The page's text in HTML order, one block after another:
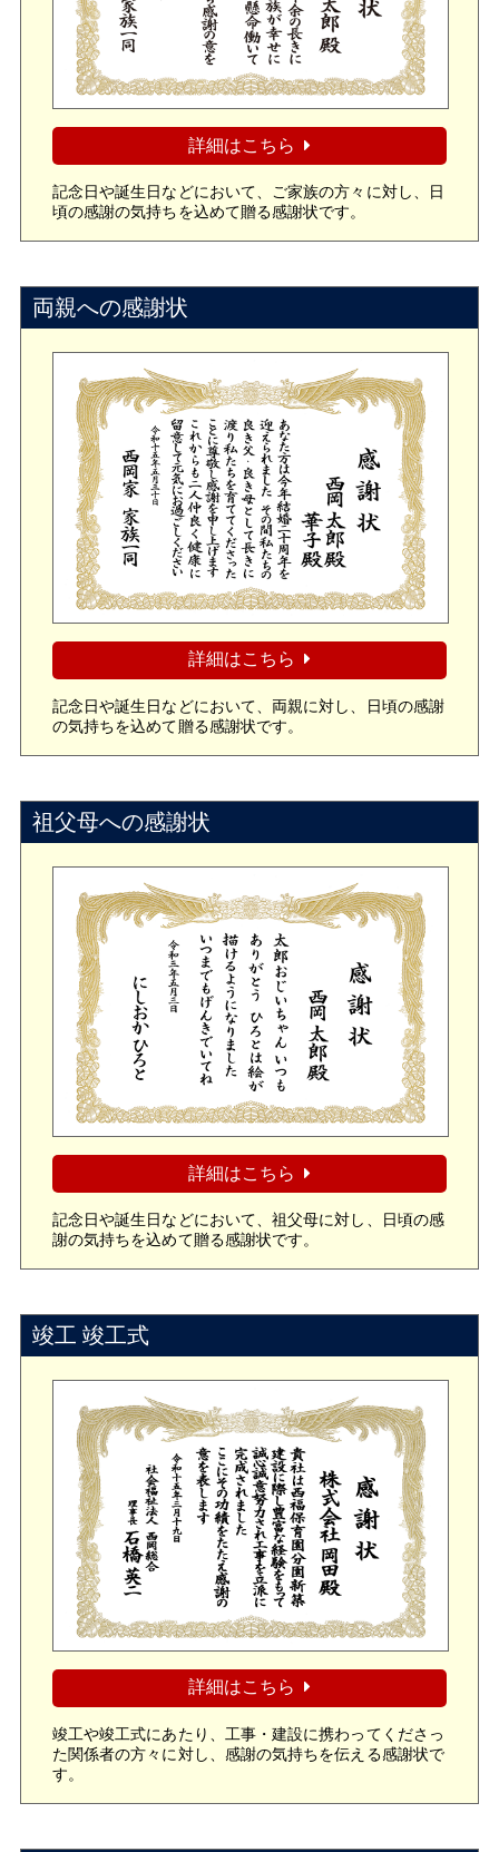
詳細はこちら
記念日や誕生日などにおいて、ご家族の方々に対し、日
頃の感謝の気持ちを込めて贈る感謝状です。
両親への感謝状
詳細はこちら
記念日や誕生日などにおいて、両親に対し、日頃の感謝
の気持ちを込めて贈る感謝状です。
祖父母への感謝状
詳細はこちら
記念日や誕生日などにおいて、祖父母に対し、日頃の感
謝の気持ちを込めて贈る感謝状です。
竣工 竣工式
詳細はこちら
竣工や竣工式にあたり、工事・建設に携わってくださっ
た関係者の方々に対し、感謝の気持ちを伝える感謝状で
す。